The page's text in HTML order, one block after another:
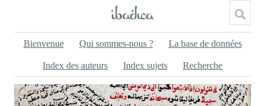
Bienvenue Qui sommes-nous ? La base de données
Index des auteurs Index sujets Recherche